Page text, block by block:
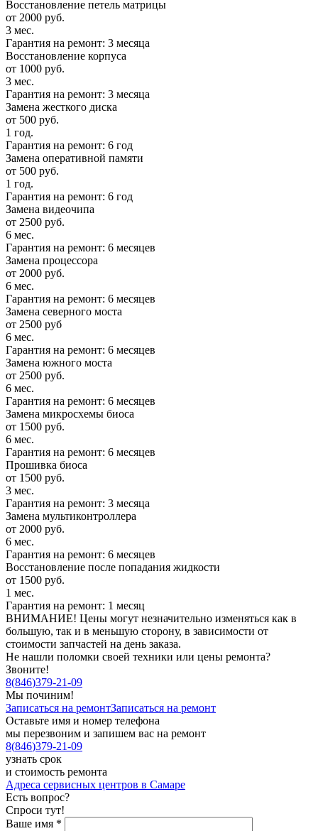
Восстановление петель матрицы
от 2000 руб.
3 мес.
Гарантия на ремонт: 3 месяца
Восстановление корпуса
от 1000 руб.
3 мес.
Гарантия на ремонт: 3 месяца
Замена жесткого диска
от 500 руб.
1 год.
Гарантия на ремонт: 6 год
Замена оперативной памяти
от 500 руб.
1 год.
Гарантия на ремонт: 6 год
Замена видеочипа
от 2500 руб.
6 мес.
Гарантия на ремонт: 6 месяцев
Замена процессора
от 2000 руб.
6 мес.
Гарантия на ремонт: 6 месяцев
Замена северного моста
от 2500 руб
6 мес.
Гарантия на ремонт: 6 месяцев
Замена южного моста
от 2500 руб.
6 мес.
Гарантия на ремонт: 6 месяцев
Замена микросхемы биоса
от 1500 руб.
6 мес.
Гарантия на ремонт: 6 месяцев
Прошивка биоса
от 1500 руб.
3 мес.
Гарантия на ремонт: 3 месяца
Замена мультиконтроллера
от 2000 руб.
6 мес.
Гарантия на ремонт: 6 месяцев
Восстановление после попадания жидкости
от 1500 руб.
1 мес.
Гарантия на ремонт: 1 месяц
ВНИМАНИЕ! Цены могут незначительно изменяться как в
большую, так и в меньшую сторону, в зависимости от
стоимости запчастей на день заказа.
Не нашли поломки своей техники или цены ремонта?
Звоните!
8(846)379-21-09
Мы починим!
Записаться на ремонтЗаписаться на ремонт
Оставьте имя и номер телефона
мы перезвоним и запишем вас на ремонт
8(846)379-21-09
узнать срок
и стоимость ремонта
Адреса сервисных центров в Самаре
Есть вопрос?
Спроси тут!
Ваше имя *